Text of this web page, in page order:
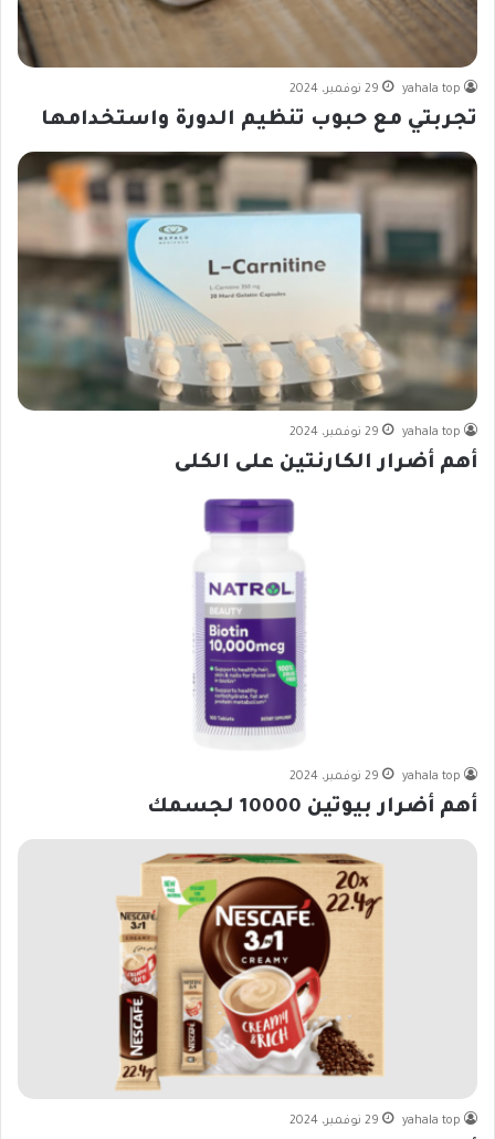
yahala top 29 نوفمبر، 2024
تجربتي مع حبوب تنظيم الدورة واستخدامها
yahala top 29 نوفمبر، 2024
أهم أضرار الكارنتين على الكلى
yahala top 29 نوفمبر، 2024
أهم أضرار بيوتين 10000 لجسمك
yahala top 29 نوفمبر، 2024